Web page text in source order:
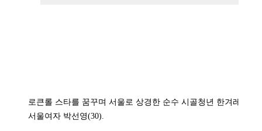
로큰롤 스타를 꿈꾸며 서울로 상경한 순수 시골청년 한겨레
서울여자 박선영(30).